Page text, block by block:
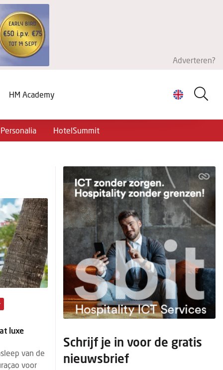
Adverteren?
HM Academy
Personalia HotelSummit
luxe
van de
voor
Schrijf je in voor de gratis
nieuwsbrief